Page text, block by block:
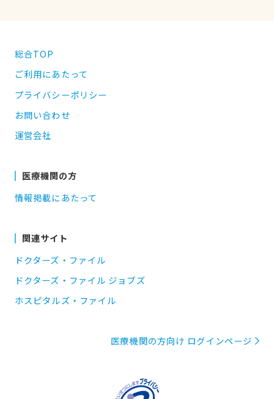
総合TOP
ご利用にあたって
プライバシーポリシー
お問い合わせ
運営会社
医療機関の方
情報掲載にあたって
関連サイト
ドクターズ・ファイル
ドクターズ・ファイル ジョブズ
ホスピタルズ・ファイル
医療機関の方向け ログインページ